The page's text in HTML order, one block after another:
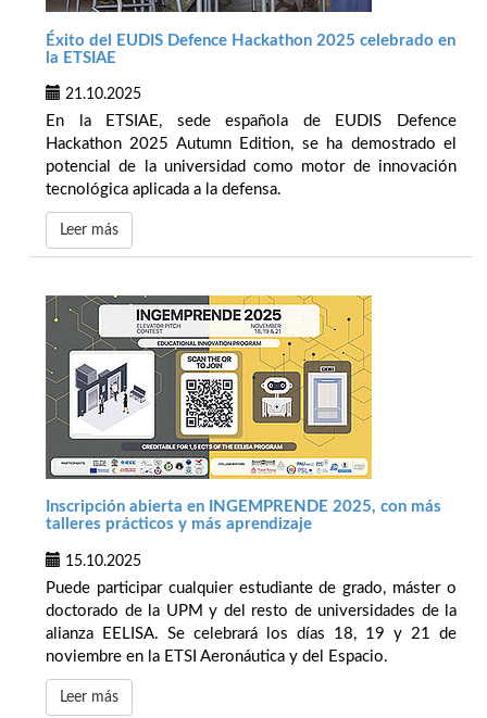
Éxito del EUDIS Defence Hackathon 2025 celebrado en
la ETSIAE
21.10.2025
En la ETSIAE, sede española de EUDIS Defence
Hackathon 2025 Autumn Edition, se ha demostrado el
potencial de la universidad como motor de innovación
tecnológica aplicada a la defensa.
Leer más
Inscripción abierta en INGEMPRENDE 2025, con más
talleres prácticos y más aprendizaje
15.10.2025
Puede participar cualquier estudiante de grado, máster o
doctorado de la UPM y del resto de universidades de la
alianza EELISA. Se celebrará los días 18, 19 y 21 de
noviembre en la ETSI Aeronáutica y del Espacio.
Leer más